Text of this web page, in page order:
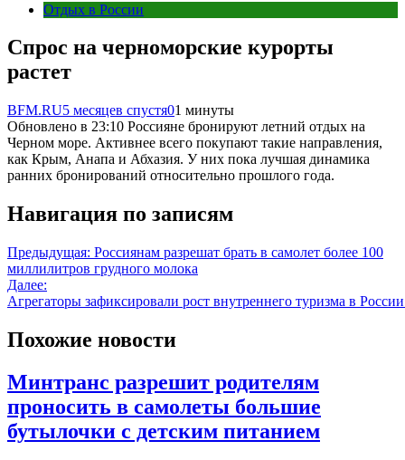
Отдых в России
Спрос на черноморские курорты
растет
BFM.RU5 месяцев спустя01 минуты
Обновлено в 23:10 Россияне бронируют летний отдых на
Черном море. Активнее всего покупают такие направления,
как Крым, Анапа и Абхазия. У них пока лучшая динамика
ранних бронирований относительно прошлого года.
Навигация по записям
Предыдущая: Россиянам разрешат брать в самолет более 100
миллилитров грудного молока
Далее:
Агрегаторы зафиксировали рост внутреннего туризма в
Похожие новости
Минтранс разрешит родителям
проносить в самолеты большие
бутылочки с детским питанием